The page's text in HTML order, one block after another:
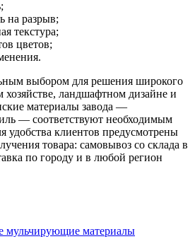
на разрыв;
текстура;
цветов;
выбором для решения широкого
хозяйстве, ландшафтном дизайне и
материалы завода —
— соответствуют необходимым
удобства клиентов предусмотрены
товара: самовывоз со склада в
по городу и в любой регион
мульчирующие материалы